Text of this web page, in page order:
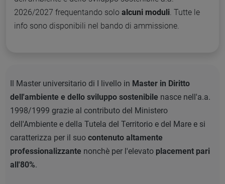
2026/2027 frequentando solo alcuni moduli . Tutte le
info sono disponibili nel bando di ammissione.
Il Master universitario di I livello in Master in Diritto
dell'ambiente e dello sviluppo sostenibile nasce nell'a.a.
1998/1999 grazie al contributo del Ministero
dell'Ambiente e della Tutela del Territorio e del Mare e si
caratterizza per il suo contenuto altamente
professionalizzante nonchè per l'elevato placement pari
all'80%.